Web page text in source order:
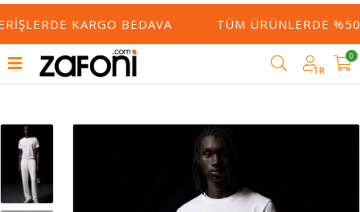
KARGO BEDAVA TÜM ÜRÜNLERDE
TR
0